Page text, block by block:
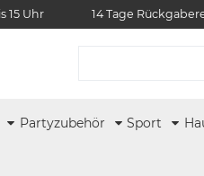
15 Uhr 14 Tage
Partyzubehör Sport